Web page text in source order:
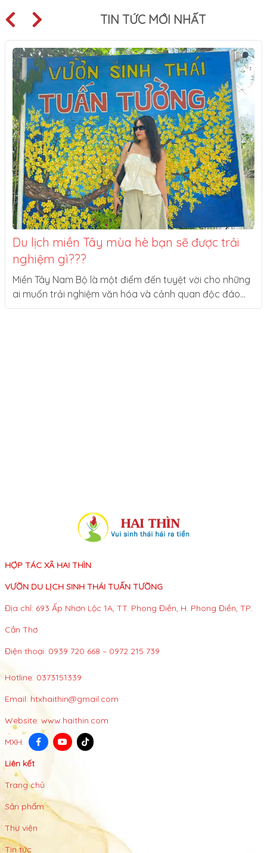
TIN TỨC MỚI NHẤT
Du lịch miền Tây mùa hè bạn sẽ được trải
nghiệm gì???
Miền Tây Nam Bộ là một điểm đến tuyệt vời cho những
ai muốn trải nghiệm văn hóa và cảnh quan độc đáo
của Việt Nam.
HỢP TÁC XÃ HAI THÌN
VƯỜN DU LỊCH SINH THÁI TUẤN TƯỜNG
Địa chỉ: 693 Ấp Nhơn Lộc 1A, TT. Phong Điền, H. Phong Điền, TP.
Cần Thơ
Điện thoại: 0939 720 668 – 0972 215 739
Hotline: 0373151339
Email: htxhaithin@gmail.com
Website: www.haithin.com
MXH:
Liên kết
Trang chủ
Sản phẩm
Thư viện
Tin tức